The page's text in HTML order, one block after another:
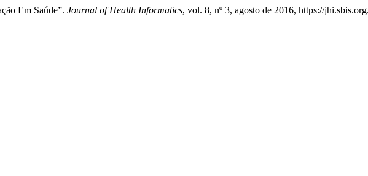
Em Saúde”. Journal of Health Informatics, vol. 8, nº 3, agosto de 2016, https://